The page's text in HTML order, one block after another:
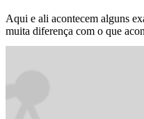
Aqui e ali acontecem alguns
muita diferença com o que